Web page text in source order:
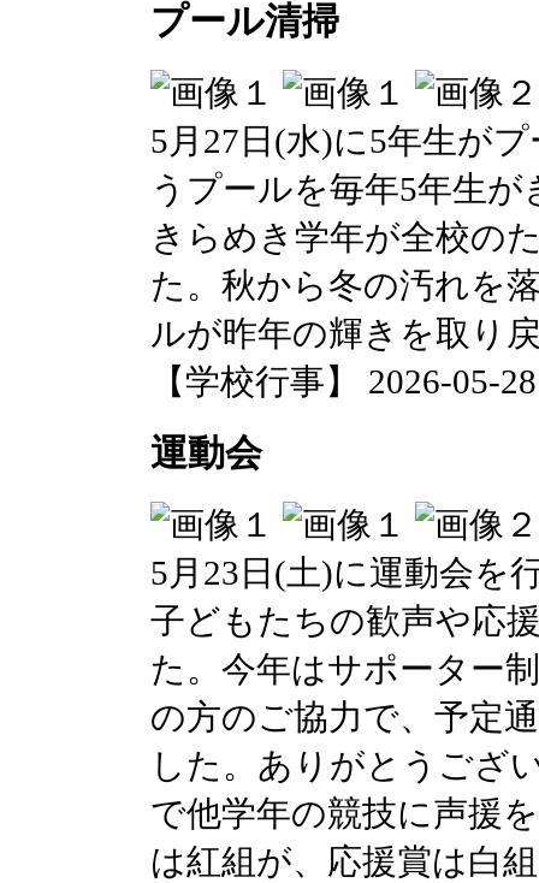
プール清掃
5月27日(水)に5年生が
うプールを毎年5年生
きらめき学年が全校の
た。秋から冬の汚れを
ルが昨年の輝きを取り
【学校行事】 2026-05-
運動会
5月23日(土)に運動会を
子どもたちの歓声や応
た。今年はサポーター
の方のご協力で、予定
した。ありがとうござ
で他学年の競技に声援
は紅組が、応援賞は白